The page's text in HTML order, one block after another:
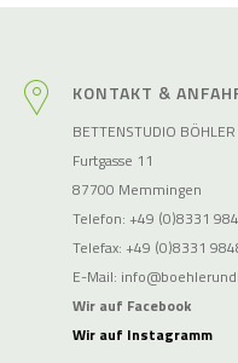
KONTAKT &
BETTENSTUDIO
Furtgasse 11
87700 Memmingen
Telefon: +49 (0)8331
Telefax: +49 (0)8331
E-Mail:
Wir auf Facebook
Wir auf Instagramm